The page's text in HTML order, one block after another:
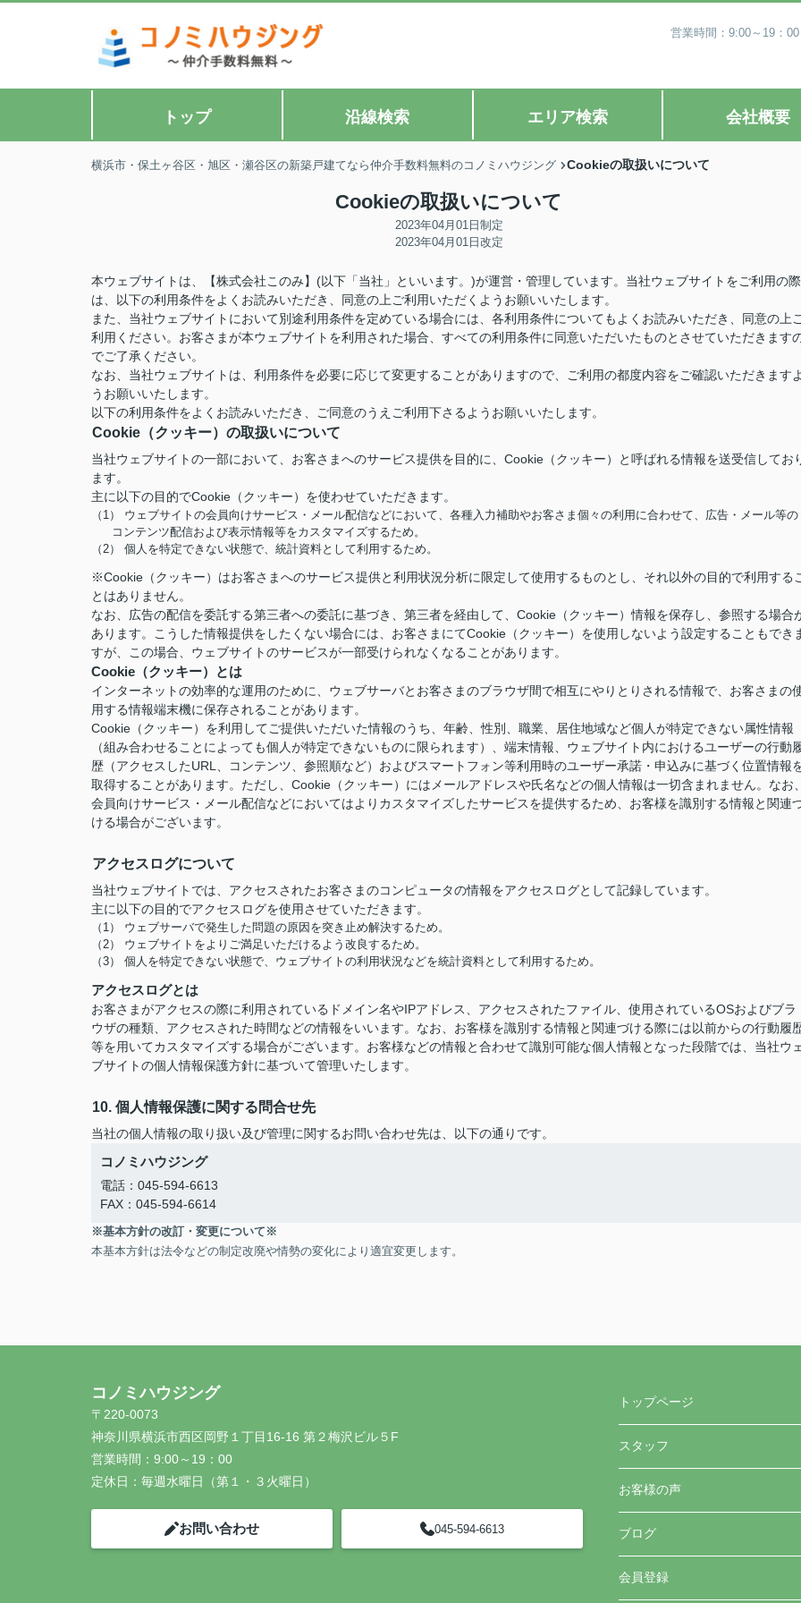
営業時間：9:00～19：
トップ 沿線検索 エリア検索 会社概要
横浜市・保土ヶ谷区・旭区・瀬谷区の新築戸建てなら仲介手数料無料のコノミハウジング Cookieの取扱いについて
Cookieの取扱いについて
2023年04月01日制定
2023年04月01日改定
本ウェブサイトは、【株式会社このみ】(以下「当社」といいます。)が運営・管理しています。当社ウェブサイトをご利用の際
は、以下の利用条件をよくお読みいただき、同意の上ご利用いただくようお願いいたします。
また、当社ウェブサイトにおいて別途利用条件を定めている場合には、各利用条件についてもよくお読みいただき、同意の上
利用ください。お客さまが本ウェブサイトを利用された場合、すべての利用条件に同意いただいたものとさせていただきます
でご了承ください。
なお、当社ウェブサイトは、利用条件を必要に応じて変更することがありますので、ご利用の都度内容をご確認いただきますよ
うお願いいたします。
以下の利用条件をよくお読みいただき、ご同意のうえご利用下さるようお願いいたします。
Cookie（クッキー）の取扱いについて
当社ウェブサイトの一部において、お客さまへのサービス提供を目的に、Cookie（クッキー）と呼ばれる情報を送受信してお
ます。
主に以下の目的でCookie（クッキー）を使わせていただきます。
（1） ウェブサイトの会員向けサービス・メール配信などにおいて、各種入力補助やお客さま個々の利用に合わせて、広告・メール等の
コンテンツ配信および表示情報等をカスタマイズするため。
（2） 個人を特定できない状態で、統計資料として利用するため。
※Cookie（クッキー）はお客さまへのサービス提供と利用状況分析に限定して使用するものとし、それ以外の目的で利用する
とはありません。
なお、広告の配信を委託する第三者への委託に基づき、第三者を経由して、Cookie（クッキー）情報を保存し、参照する場合
あります。こうした情報提供をしたくない場合には、お客さまにてCookie（クッキー）を使用しないよう設定することもでき
すが、この場合、ウェブサイトのサービスが一部受けられなくなることがあります。
Cookie（クッキー）とは
インターネットの効率的な運用のために、ウェブサーバとお客さまのブラウザ間で相互にやりとりされる情報で、お客さまの
用する情報端末機に保存されることがあります。
Cookie（クッキー）を利用してご提供いただいた情報のうち、年齢、性別、職業、居住地域など個人が特定できない属性情報
（組み合わせることによっても個人が特定できないものに限られます）、端末情報、ウェブサイト内におけるユーザーの行動
歴（アクセスしたURL、コンテンツ、参照順など）およびスマートフォン等利用時のユーザー承諾・申込みに基づく位置情報
取得することがあります。ただし、Cookie（クッキー）にはメールアドレスや氏名などの個人情報は一切含まれません。なお、
会員向けサービス・メール配信などにおいてはよりカスタマイズしたサービスを提供するため、お客様を識別する情報と関連
ける場合がございます。
アクセスログについて
当社ウェブサイトでは、アクセスされたお客さまのコンピュータの情報をアクセスログとして記録しています。
主に以下の目的でアクセスログを使用させていただきます。
（1） ウェブサーバで発生した問題の原因を突き止め解決するため。
（2） ウェブサイトをよりご満足いただけるよう改良するため。
（3） 個人を特定できない状態で、ウェブサイトの利用状況などを統計資料として利用するため。
アクセスログとは
お客さまがアクセスの際に利用されているドメイン名やIPアドレス、アクセスされたファイル、使用されているOSおよびブラ
ウザの種類、アクセスされた時間などの情報をいいます。なお、お客様を識別する情報と関連づける際には以前からの行動履
等を用いてカスタマイズする場合がございます。お客様などの情報と合わせて識別可能な個人情報となった段階では、当社ウェ
ブサイトの個人情報保護方針に基づいて管理いたします。
10. 個人情報保護に関する問合せ先
当社の個人情報の取り扱い及び管理に関するお問い合わせ先は、以下の通りです。
コノミハウジング
電話：045-594-6613
FAX：045-594-6614
※基本方針の改訂・変更について※
本基本方針は法令などの制定改廃や情勢の変化により適宜変更します。
コノミハウジング
〒220-0073
神奈川県横浜市西区岡野１丁目16-16 第２梅沢ビル５F
営業時間： 9:00～19：00
定休日： 毎週水曜日（第１・３火曜日）
お問い合わせ 045-594-6613
トップページ
スタッフ
お客様の声
ブログ
会員登録